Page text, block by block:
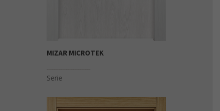
MIZAR MICROTEK